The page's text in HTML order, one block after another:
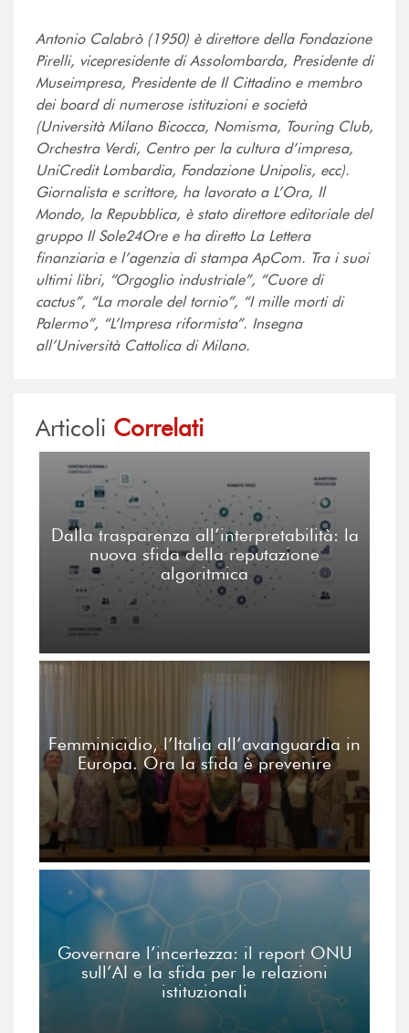
Antonio Calabrò (1950) è direttore della Fondazione
Pirelli, vicepresidente di Assolombarda, Presidente di
Museimpresa, Presidente de Il Cittadino e membro
dei board di numerose istituzioni e società
(Università Milano Bicocca, Nomisma, Touring Club,
Orchestra Verdi, Centro per la cultura d’impresa,
UniCredit Lombardia, Fondazione Unipolis, ecc).
Giornalista e scrittore, ha lavorato a L’Ora, Il
Mondo, la Repubblica, è stato direttore editoriale del
gruppo Il Sole24Ore e ha diretto La Lettera
finanziaria e l’agenzia di stampa ApCom. Tra i suoi
ultimi libri, “Orgoglio industriale”, “Cuore di
cactus”, “La morale del tornio”, “I mille morti di
Palermo”, “L’Impresa riformista”. Insegna
all’Università Cattolica di Milano.
Articoli Correlati
Dalla trasparenza all’interpretabilità: la
nuova sfida della reputazione
algoritmica
Femminicidio, l’Italia all’avanguardia in
Europa. Ora la sfida è prevenire
Governare l’incertezza: il report ONU
sull’AI e la sfida per le relazioni
istituzionali